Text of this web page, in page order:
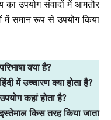
का उपयोग संवादों में आमतौर
में समान रूप से उपयोग किया
क्या है?
में उच्चारण क्या होता है?
कहां होता है?
किस तरह किया जाता